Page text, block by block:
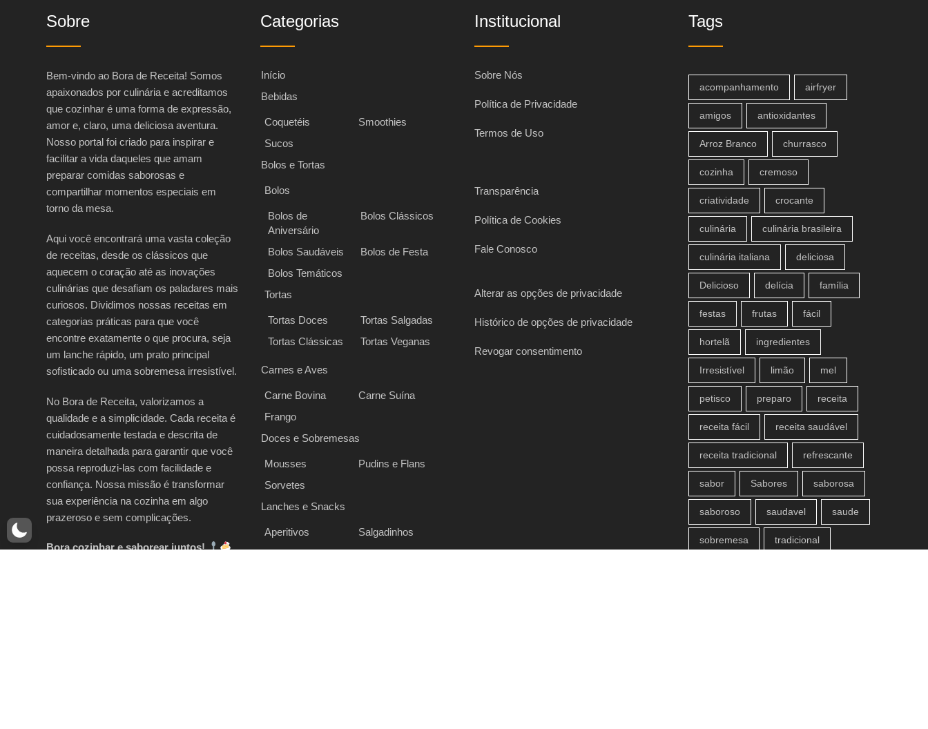
Sobre
Bem-vindo ao Bora de Receita! Somos
apaixonados por culinária e acreditamos
que cozinhar é uma forma de expressão,
amor e, claro, uma deliciosa aventura.
Nosso portal foi criado para inspirar e
facilitar a vida daqueles que amam
preparar comidas saborosas e
compartilhar momentos especiais em
torno da mesa.
Aqui você encontrará uma vasta coleção
de receitas, desde os clássicos que
aquecem o coração até as inovações
culinárias que desafiam os paladares mais
curiosos. Dividimos nossas receitas em
categorias práticas para que você
encontre exatamente o que procura, seja
um lanche rápido, um prato principal
sofisticado ou uma sobremesa irresistível.
No Bora de Receita, valorizamos a
qualidade e a simplicidade. Cada receita é
cuidadosamente testada e descrita de
maneira detalhada para garantir que você
possa reproduzi-las com facilidade e
confiança. Nossa missão é transformar
sua experiência na cozinha em algo
prazeroso e sem complicações.
Bora cozinhar e saborear juntos!
Categorias
Início
Bebidas
Coquetéis
Smoothies
Sucos
Bolos e Tortas
Bolos
Bolos de
Aniversário
Bolos Clássicos
Bolos Saudáveis
Bolos de Festa
Bolos Temáticos
Tortas
Tortas Doces
Tortas Salgadas
Tortas Clássicas
Tortas Veganas
Carnes e Aves
Carne Bovina
Carne Suína
Frango
Doces e Sobremesas
Mousses
Pudins e Flans
Sorvetes
Lanches e Snacks
Aperitivos
Salgadinhos
Sanduíches
Institucional
Sobre Nós
Política de Privacidade
Termos de Uso
Transparência
Política de Cookies
Fale Conosco
Alterar as opções de privacidade
Histórico de opções de privacidade
Revogar consentimento
Tags
acompanhamento airfryer
amigos antioxidantes
Arroz Branco churrasco
cozinha cremoso
criatividade crocante
culinária culinária brasileira
culinária italiana deliciosa
Delicioso delícia família
festas frutas fácil
hortelã ingredientes
Irresistível limão mel
petisco preparo receita
receita fácil receita saudável
receita tradicional refrescante
sabor Sabores saborosa
saboroso saudavel saude
sobremesa tradicional